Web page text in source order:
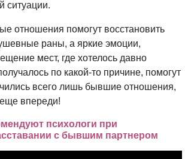
ситуации.
отношения помогут восстановить
раны, а яркие эмоции,
мест, где хотелось давно
по какой-то причине, помогут
всего лишь бывшие отношения,
впереди!
психологи при
с бывшим партнером